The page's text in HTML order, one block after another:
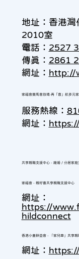
地址：香港
2010室
電話： 2527
傳真︰ 2861
網址： http://
家福會賽馬會放晴‧再「喜」航多元
服務熱線：
網址：
家福會 - 親籽薈共享親職支援中心
網址：
https://
hildconnect
共享親職支援中心 - 離婚 / 分居家庭
香港小童群益會 - 「家兒牽」共享親
網址：